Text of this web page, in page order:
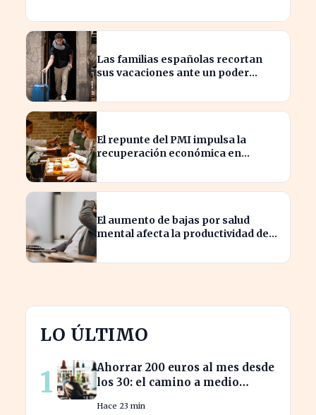
Las familias españolas recortan
sus vacaciones ante un poder
El repunte del PMI impulsa la
recuperación económica en
crecimiento
El aumento de bajas por salud
mental afecta la productividad de
LO ÚLTIMO
1
Ahorrar 200 euros al mes desde
los 30: el camino a medio
Hace 23 min